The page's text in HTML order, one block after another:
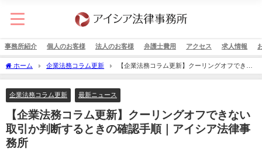
事務所紹介 個人のお客様 法人のお客様 弁護士費用 アクセス 求人情報
ホーム 企業法務コラム更新
【企業法務コラム更新】クーリングオフできな
い取引か判断するときの確認手順｜アイシア法律事務所
企業法務コラム更新 最新ニュース
【企業法務コラム更新】クーリングオフできない
取引か判断するときの確認手順｜アイシア法律事
務所